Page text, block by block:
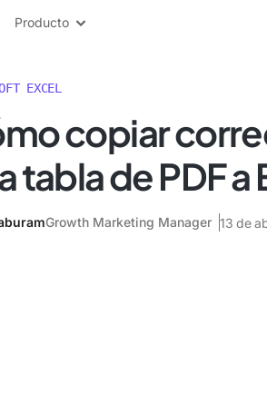
Producto
EXCEL
copiar
tabla de PDF a
Growth Marketing Manager 13 de